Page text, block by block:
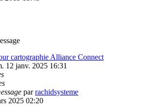
cartographie Alliance Connect
12 janv. 2025 16:31
parrachidsysteme
2025 02:20